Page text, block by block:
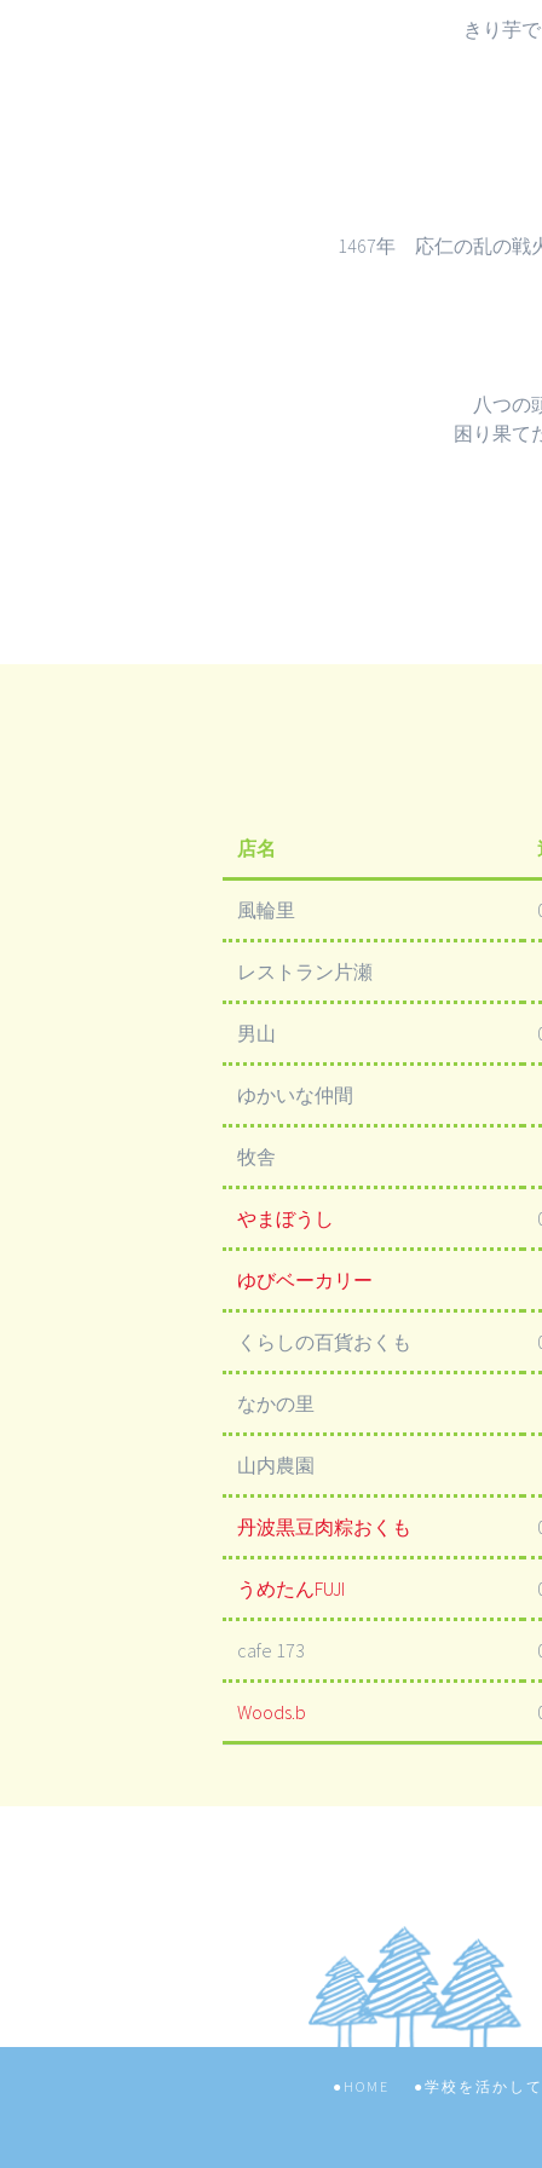
きり芋
1467年 応仁の乱の戦
八つの
困り果て
店名
風輪里
レストラン片瀬
男山
ゆかいな仲間
牧舎
やまぼうし
ゆびベーカリー
くらしの百貨おくも
なかの里
山内農園
丹波黒豆肉粽おくも
うめたんFUJI
cafe 173
Woods.b
HOME 学校を活かして